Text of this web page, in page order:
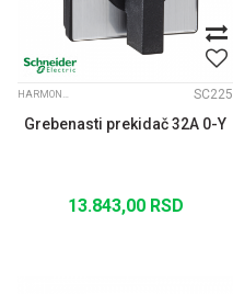
HARMONY K 30A-150A SC225
Grebenasti prekidač 32A 0-Y
13.843,00 RSD